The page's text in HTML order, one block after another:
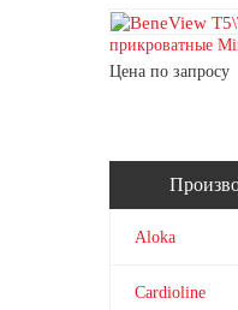
прикроватные
Цена по запросу
Aloka
Cardioline